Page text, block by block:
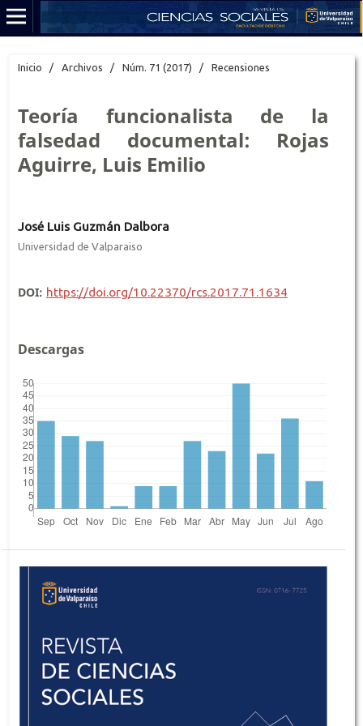
Inicio / Archivos / Núm. 71 (2017) / Recensiones
Teoría funcionalista de la
falsedad documental: Rojas
Aguirre, Luis Emilio
José Luis Guzmán Dalbora
Universidad de Valparaiso
DOI: https://doi.org/10.22370/rcs.2017.71.1634
Descargas